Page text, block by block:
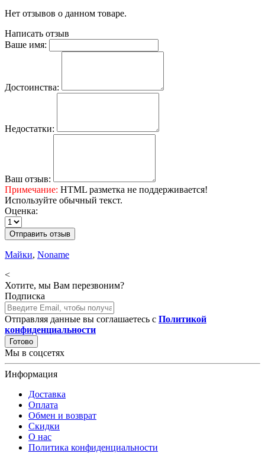
Нет отзывов о данном товаре.
Написать отзыв
Ваше имя:
Достоинства:
Недостатки:
Ваш отзыв:
Примечание: HTML разметка не поддерживается!
Используйте обычный текст.
Оценка:
Отправить отзыв
Майки, Noname
<
Хотите, мы Вам перезвоним?
Подписка
Отправляя данные вы соглашаетесь с Политикой
конфиденциальности
Готово
Мы в соцсетях
Информация
Доставка
Оплата
Обмен и возврат
Скидки
О нас
Политика конфиденциальности